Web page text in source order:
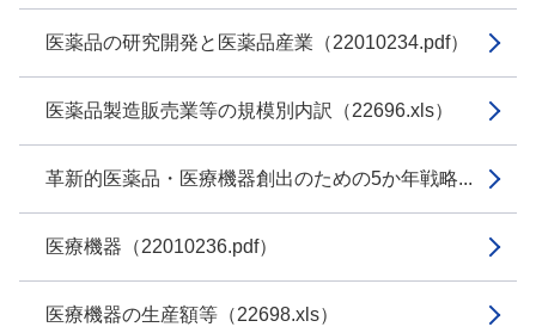
医薬品の研究開発と医薬品産業（22010234.pdf）
医薬品製造販売業等の規模別内訳（22696.xls）
革新的医薬品・医療機器創出のための5か年戦略...
医療機器（22010236.pdf）
医療機器の生産額等（22698.xls）